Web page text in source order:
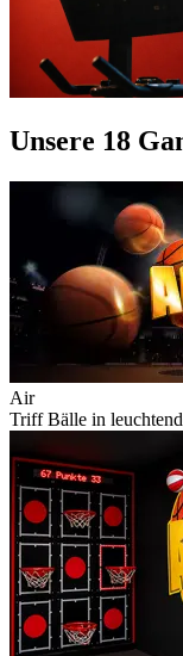
Unsere 18
Air
Triff Bälle in